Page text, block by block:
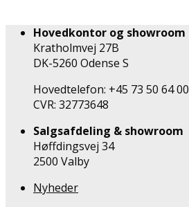
Hovedkontor og showroom
Kratholmvej 27B
DK-5260 Odense S
Hovedtelefon: +45 73 50 64 00
CVR: 32773648
Salgsafdeling & showroom
Høffdingsvej 34
2500 Valby
Nyheder